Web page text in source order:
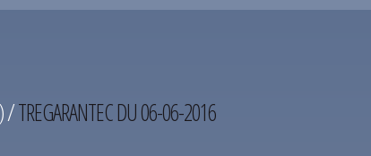
/TREGARANTEC DU 06-06-2016